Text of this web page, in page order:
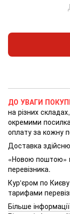
ДО УВАГИ
на різних
окремими
оплату за кожну
Доставка
«Новою поштою»
перевізника.
Кур'єром по
тарифами
Більше